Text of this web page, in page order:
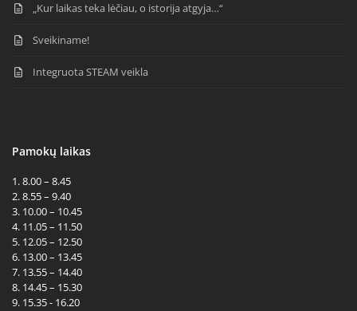
„Kur laikas teka lėčiau, o istorija atgyja…“
Sveikiname!
Integruota STEAM veikla
Pamokų laikas
1. 8.00 – 8.45
2. 8.55 – 9.40
3. 10.00 – 10.45
4. 11.05 – 11.50
5. 12.05 – 12.50
6. 13.00 – 13.45
7. 13.55 – 14.40
8. 14.45 – 15.30
9. 15.35 - 16.20